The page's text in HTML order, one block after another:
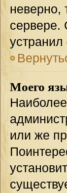
неверно,
сервере.
устранил
Моего
или же